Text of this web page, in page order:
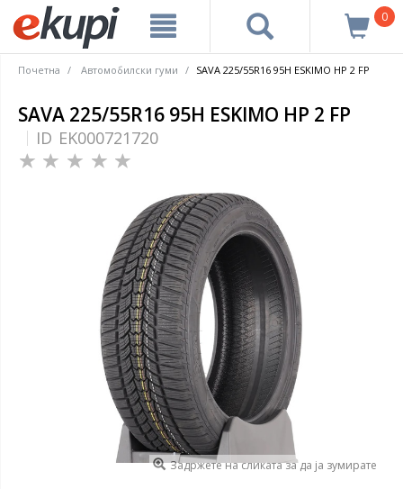
0
Почетна Автомобилски гуми SAVA 225/55R16 95H ESKIMO HP 2 FP
SAVA 225/55R16 95H ESKIMO HP 2 FP
ID EK000721720
Задржете на сликата за да ја зумирате